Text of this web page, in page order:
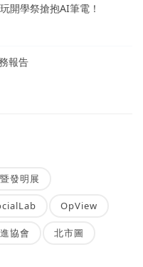
開學祭搶抱AI筆電！
報告
發明展
OpView
協會 北市圖